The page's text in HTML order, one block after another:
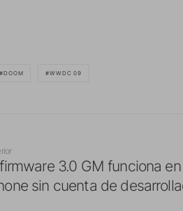
DOOM WWDC 09
3.0 GM funciona
sin cuenta de